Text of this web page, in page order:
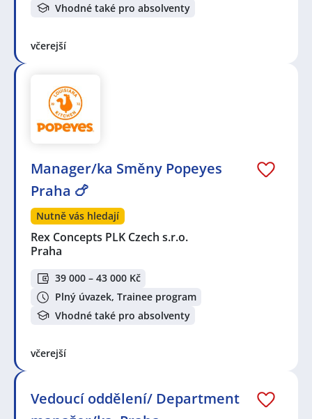
Vhodné také pro absolventy
včerejší
Manager/ka Směny Popeyes
Praha 🍗
Nutně vás hledají
Rex Concepts PLK Czech s.r.o.
Praha
39 000 – 43 000 Kč
Plný úvazek, Trainee program
Vhodné také pro absolventy
včerejší
Vedoucí oddělení/ Department